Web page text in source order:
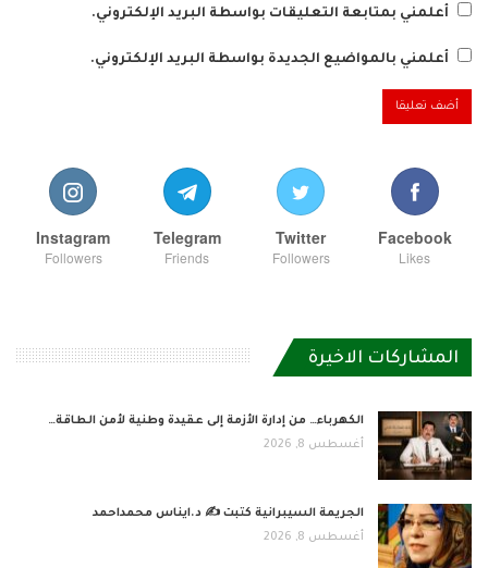
أعلمني بمتابعة التعليقات بواسطة البريد الإلكتروني.
أعلمني بالمواضيع الجديدة بواسطة البريد الإلكتروني.
Facebook
Likes
Twitter
Followers
Telegram
Friends
Instagram
Followers
المشاركات الاخيرة
الكهرباء… من إدارة الأزمة إلى عقيدة وطنية لأمن الطاقة…
أغسطس 8, 2026
الجريمة السيبرانية كتبت ✍ د.ايناس محمداحمد
أغسطس 8, 2026